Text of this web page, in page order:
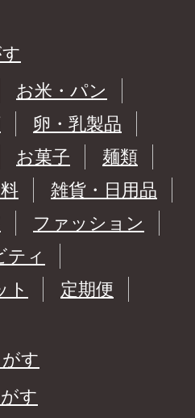
お米・パン
卵・乳製品
お菓子
麺類
雑貨・日用品
ファッション
ティ
ト
定期便
す
す